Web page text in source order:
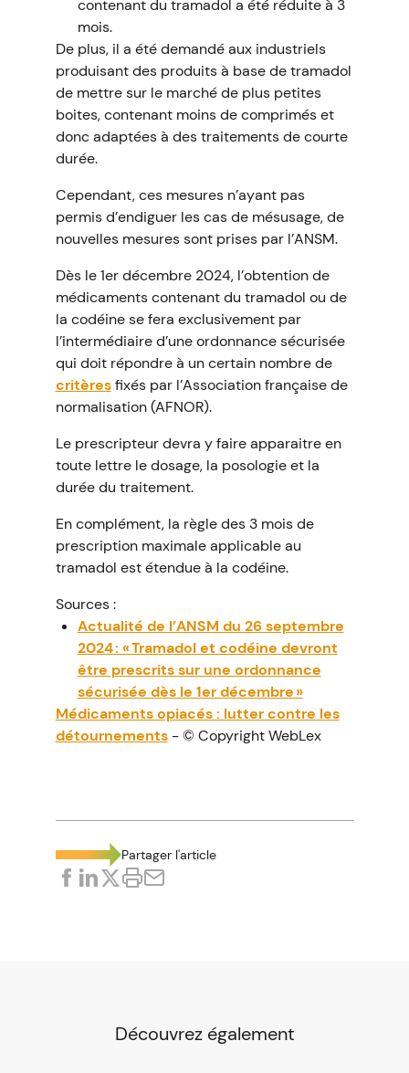
contenant du tramadol a été réduite à 3
mois.
De plus, il a été demandé aux industriels
produisant des produits à base de tramadol
de mettre sur le marché de plus petites
boites, contenant moins de comprimés et
donc adaptées à des traitements de courte
durée.
Cependant, ces mesures n’ayant pas
permis d’endiguer les cas de mésusage, de
nouvelles mesures sont prises par l’ANSM.
Dès le 1er décembre 2024, l’obtention de
médicaments contenant du tramadol ou de
la codéine se fera exclusivement par
l’intermédiaire d’une ordonnance sécurisée
qui doit répondre à un certain nombre de
critèresfixés par l’Association française de
normalisation (AFNOR).
Le prescripteur devra y faire apparaitre en
toute lettre le dosage, la posologie et la
durée du traitement.
En complément, la règle des 3 mois de
prescription maximale applicable au
tramadol est étendue à la codéine.
Sources :
Actualité de l’ANSM du 26 septembre
2024 : « Tramadol et codéine devront
être prescrits sur une ordonnance
sécurisée dès le 1er décembre »
Médicaments opiacés : lutter contre les
détournements- © Copyright WebLex
Partager l'article
Découvrez également